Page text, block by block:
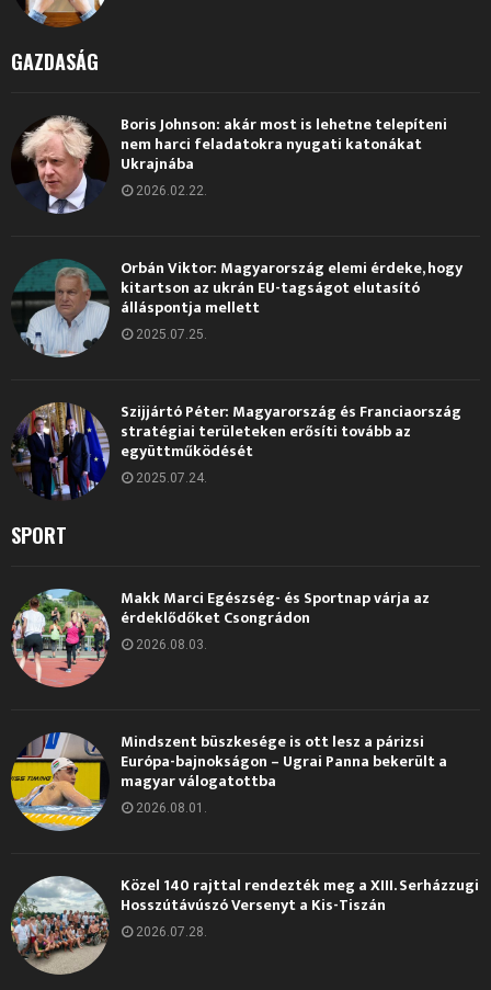
GAZDASÁG
Boris Johnson: akár most is lehetne telepíteni
nem harci feladatokra nyugati katonákat
Ukrajnába
2026.02.22.
Orbán Viktor: Magyarország elemi érdeke, hogy
kitartson az ukrán EU-tagságot elutasító
álláspontja mellett
2025.07.25.
Szijjártó Péter: Magyarország és Franciaország
stratégiai területeken erősíti tovább az
együttműködését
2025.07.24.
SPORT
Makk Marci Egészség- és Sportnap várja az
érdeklődőket Csongrádon
2026.08.03.
Mindszent büszkesége is ott lesz a párizsi
Európa-bajnokságon – Ugrai Panna bekerült a
magyar válogatottba
2026.08.01.
Közel 140 rajttal rendezték meg a XIII. Serházzugi
Hosszútávúszó Versenyt a Kis-Tiszán
2026.07.28.